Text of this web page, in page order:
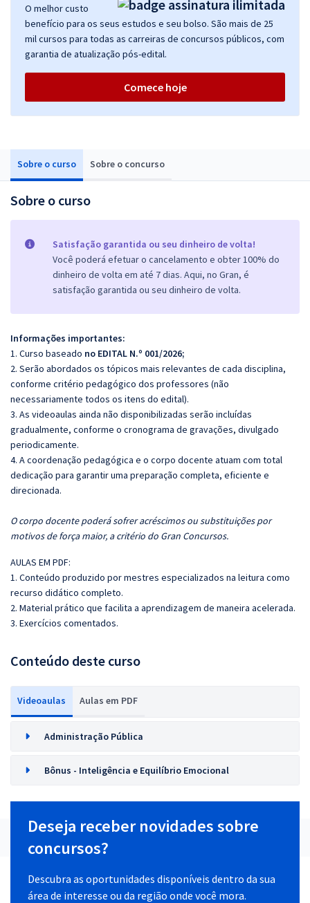
Sobre o curso Sobre o concurso
Sobre o curso
Satisfação garantida ou seu dinheiro de volta!
Você poderá efetuar o cancelamento e obter 100% do
dinheiro de volta em até 7 dias. Aqui, no Gran, é
satisfação garantida ou seu dinheiro de volta.
Informações importantes:
1. Curso baseado no EDITAL N.º 001/2026;
2. Serão abordados os tópicos mais relevantes de cada disciplina,
conforme critério pedagógico dos professores (não
necessariamente todos os itens do edital).
3. As videoaulas ainda não disponibilizadas serão incluídas
gradualmente, conforme o cronograma de gravações, divulgado
periodicamente.
4. A coordenação pedagógica e o corpo docente atuam com total
dedicação para garantir uma preparação completa, eficiente e
direcionada.
O corpo docente poderá sofrer acréscimos ou substituições por
motivos de força maior, a critério do Gran Concursos.
AULAS EM PDF:
1. Conteúdo produzido por mestres especializados na leitura como
recurso didático completo.
2. Material prático que facilita a aprendizagem de maneira acelerada.
3. Exercícios comentados.
Conteúdo deste curso
Videoaulas Aulas em PDF
Administração Pública
Bônus - Inteligência e Equilíbrio Emocional
O melhor custo
benefício para os seus estudos e seu bolso. São mais de 25
mil cursos para todas as carreiras de concursos públicos, com
garantia de atualização pós-edital.
Comece hoje
Deseja receber novidades sobre
concursos?
Descubra as oportunidades disponíveis dentro da sua
área de interesse ou da região onde você mora.